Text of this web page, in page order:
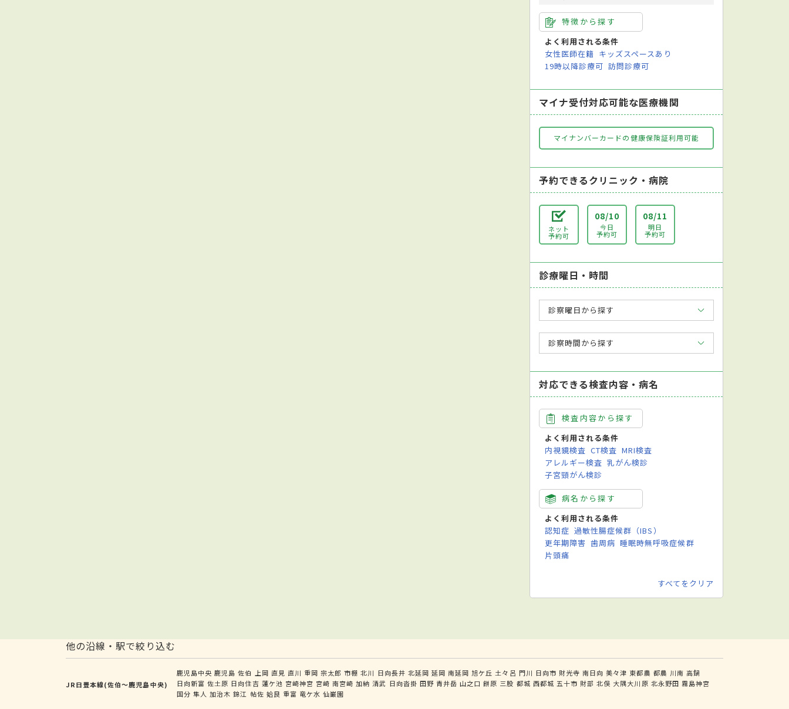
特徴から探す
よく利用される条件
女性医師在籍 キッズスペースあり
19時以降診療可 訪問診療可
マイナ受付対応可能な医療機関
マイナンバーカードの健康保険証利用可能
予約できるクリニック・病院
ネット
予約可
08/10
今日
予約可
08/11
明日
予約可
診療曜日・時間
診察曜日から探す
診察時間から探す
対応できる検査内容・病名
検査内容から探す
よく利用される条件
内視鏡検査 CT検査 MRI検査
アレルギー検査 乳がん検診
子宮頸がん検診
病名から探す
よく利用される条件
認知症 過敏性腸症候群（IBS）
更年期障害 歯周病 睡眠時無呼吸症候群
片頭痛
すべてをクリア
他の沿線・駅で絞り込む
JR日豊本線(佐伯～鹿児島中央)
鹿児島中央 鹿児島 佐伯 上岡 直見 直川 重岡 宗太郎 市棚 北川 日向長井 北延岡 延岡 南延岡 旭ケ丘 土々呂 門川 日向市 財光寺 南日向 美々津 東都農 都農 川南 高鍋
日向新富 佐土原 日向住吉 蓮ケ池 宮崎神宮 宮崎 南宮崎 加納 清武 日向沓掛 田野 青井岳 山之口 餅原 三股 都城 西都城 五十市 財部 北俣 大隅大川原 北永野田 霧島神宮
国分 隼人 加治木 錦江 帖佐 姶良 重富 竜ケ水 仙巌園